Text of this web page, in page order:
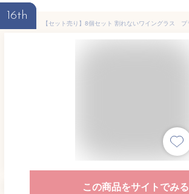
16th
この商品をサイトでみる